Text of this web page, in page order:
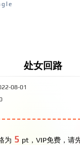
处女回路
08-01
为 5 pt，VIP免费，请